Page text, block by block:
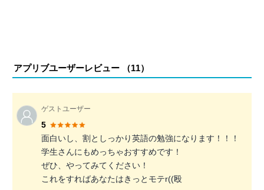
アプリブユーザーレビュー （11）
ゲストユーザー
5
面白いし、割としっかり英語の勉強になります！！！
学生さんにもめっちゃおすすめです！
ぜひ、やってみてください！
これをすればあなたはきっとモテr((殴